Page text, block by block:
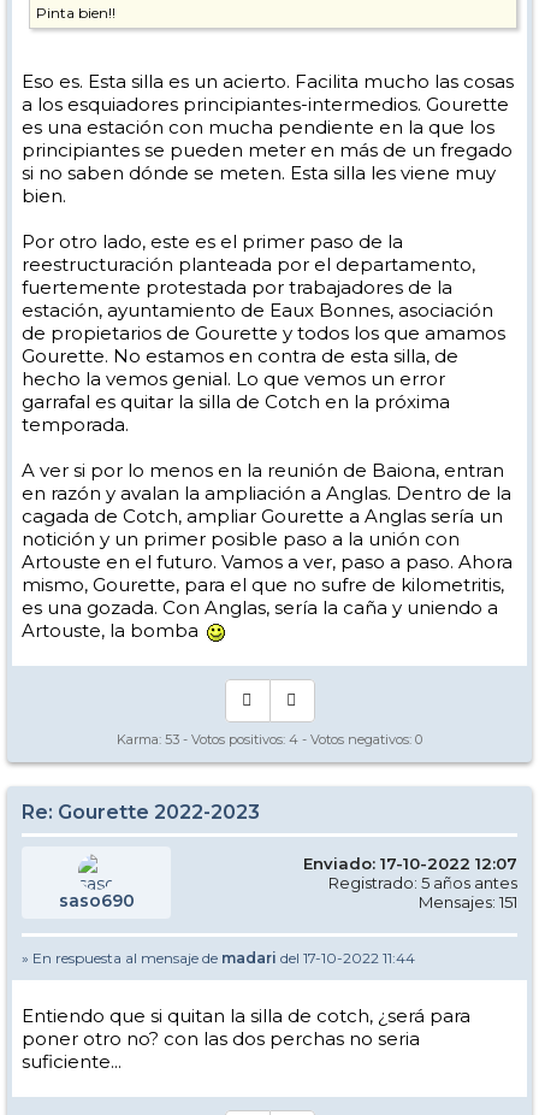
Pinta bien!!
Eso es. Esta silla es un acierto. Facilita mucho las cosas
a los esquiadores principiantes-intermedios. Gourette
es una estación con mucha pendiente en la que los
principiantes se pueden meter en más de un fregado
si no saben dónde se meten. Esta silla les viene muy
bien.
Por otro lado, este es el primer paso de la
reestructuración planteada por el departamento,
fuertemente protestada por trabajadores de la
estación, ayuntamiento de Eaux Bonnes, asociación
de propietarios de Gourette y todos los que amamos
Gourette. No estamos en contra de esta silla, de
hecho la vemos genial. Lo que vemos un error
garrafal es quitar la silla de Cotch en la próxima
temporada.
A ver si por lo menos en la reunión de Baiona, entran
en razón y avalan la ampliación a Anglas. Dentro de la
cagada de Cotch, ampliar Gourette a Anglas sería un
notición y un primer posible paso a la unión con
Artouste en el futuro. Vamos a ver, paso a paso. Ahora
mismo, Gourette, para el que no sufre de kilometritis,
es una gozada. Con Anglas, sería la caña y uniendo a
Artouste, la bomba
Karma: 53 - Votos positivos: 4 - Votos negativos: 0
Re: Gourette 2022-2023
saso690
Enviado: 17-10-2022 12:07
Registrado: 5 años antes
Mensajes: 151
» En respuesta al mensaje de madari del 17-10-2022 11:44
Entiendo que si quitan la silla de cotch, ¿será para
poner otro no? con las dos perchas no seria
suficiente...